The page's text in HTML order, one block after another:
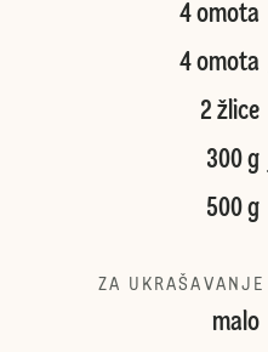
4 omota
4 omota
2 žlice
300 g
500 g
ZA UKRAŠAVANJE
malo